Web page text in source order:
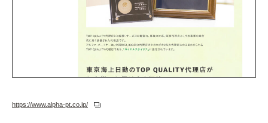
https://www.alpha-pt.co.jp/